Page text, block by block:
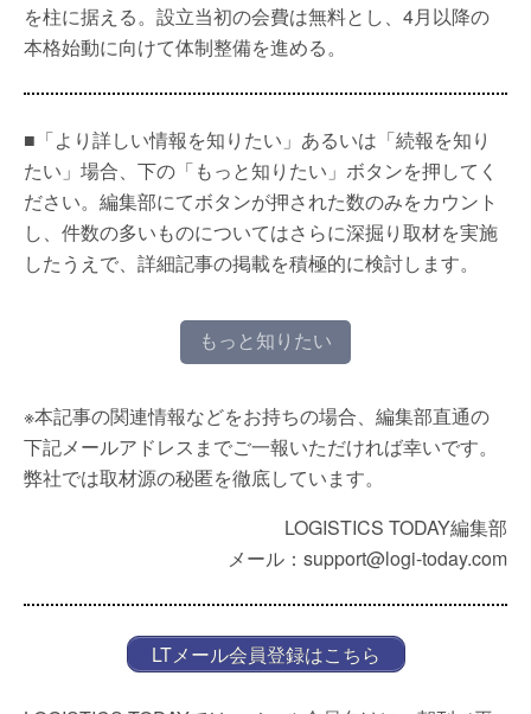
を柱に据える。設立当初の会費は無料とし、4月以降の
本格始動に向けて体制整備を進める。
■「より詳しい情報を知りたい」あるいは「続報を知り
たい」場合、下の「もっと知りたい」ボタンを押してく
ださい。編集部にてボタンが押された数のみをカウント
し、件数の多いものについてはさらに深掘り取材を実施
したうえで、詳細記事の掲載を積極的に検討します。
もっと知りたい
※本記事の関連情報などをお持ちの場合、編集部直通の
下記メールアドレスまでご一報いただければ幸いです。
弊社では取材源の秘匿を徹底しています。
LOGISTICS TODAY編集部
メール：support@logi-today.com
LTメール会員登録はこちら